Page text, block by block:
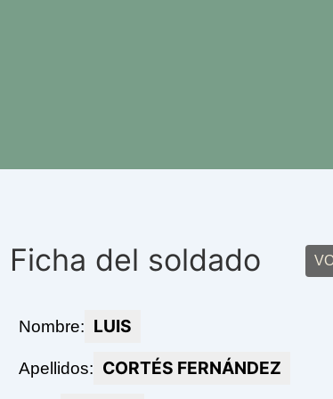
Ficha del soldado
Nombre: LUIS
Apellidos: CORTÉS FERNÁNDEZ